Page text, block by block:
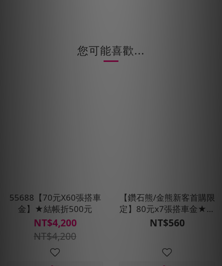
您可能喜歡...
55688【70元X60張搭車
金】★結帳折500元
NT$4,200
NT$4,200
【鑽石熊/金熊新客首購限
定】80元x7張搭車金★現
折100元
NT$560